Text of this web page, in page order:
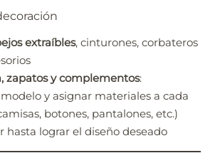
extraíbles, cinturones, corbateros
zapatos y complementos:
y asignar materiales a cada
botones, pantalones, etc.)
hasta lograr el diseño deseado